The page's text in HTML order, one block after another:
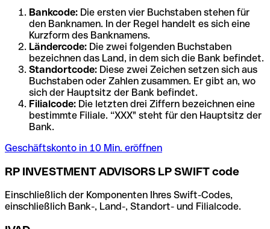
Bankcode: Die ersten vier Buchstaben stehen für
den Banknamen. In der Regel handelt es sich eine
Kurzform des Banknamens.
Ländercode: Die zwei folgenden Buchstaben
bezeichnen das Land, in dem sich die Bank befindet.
Standortcode: Diese zwei Zeichen setzen sich aus
Buchstaben oder Zahlen zusammen. Er gibt an, wo
sich der Hauptsitz der Bank befindet.
Filialcode: Die letzten drei Ziffern bezeichnen eine
bestimmte Filiale. “XXX" steht für den Hauptsitz der
Bank.
Geschäftskonto in 10 Min. eröffnen
RP INVESTMENT ADVISORS LP SWIFT code
Einschließlich der Komponenten Ihres Swift-Codes,
einschließlich Bank-, Land-, Standort- und Filialcode.